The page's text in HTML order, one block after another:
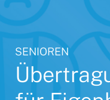
SENIOREN